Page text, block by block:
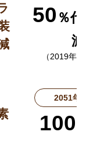
50 ％
減
（2019年3
2051年
100